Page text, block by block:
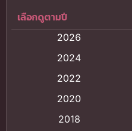
Anal (ประตูหลัง)
Animation การ์ตูน
Animation อนิเมะ
เลือกดูตามปี
2026
2024
2022
2020
2018